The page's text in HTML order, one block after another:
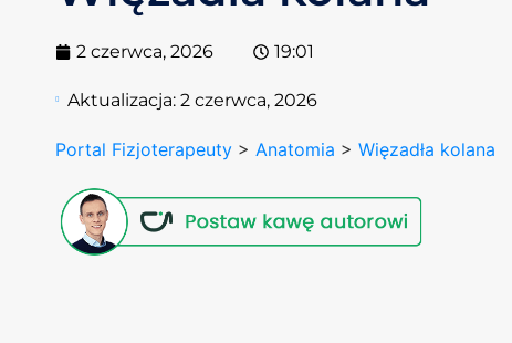
2 czerwca, 2026 19:01
Aktualizacja:2 czerwca, 2026
Portal Fizjoterapeuty > Anatomia >Więzadła kolana